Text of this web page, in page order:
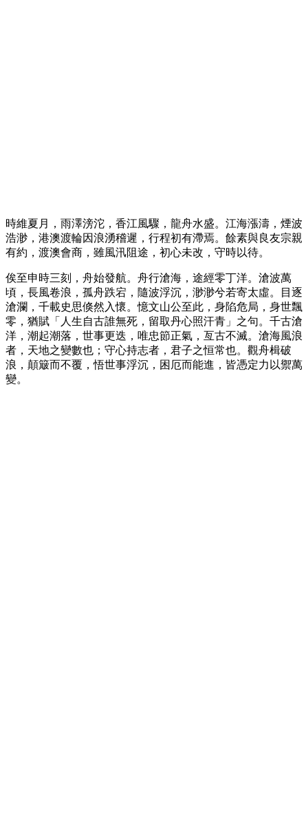
時維夏月，雨澤滂沱，香江風驟，龍舟水盛。江海漲濤，煙波
浩渺，港澳渡輪因浪湧稽遲，行程初有滯焉。餘素與良友宗親
有約，渡澳會商，雖風汛阻途，初心未改，守時以待。
俟至申時三刻，舟始發航。舟行滄海，途經零丁洋。滄波萬
頃，長風卷浪，孤舟跌宕，隨波浮沉，渺渺兮若寄太虛。目逐
滄瀾，千載史思倏然入懷。憶文山公至此，身陷危局，身世飄
零，猶賦「人生自古誰無死，留取丹心照汗青」之句。千古滄
洋，潮起潮落，世事更迭，唯忠節正氣，亙古不滅。滄海風浪
者，天地之變數也；守心持志者，君子之恒常也。觀舟楫破
浪，顛簸而不覆，悟世事浮沉，困厄而能進，皆憑定力以禦萬
變。